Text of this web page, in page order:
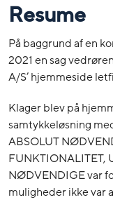
Resume
På baggrund af en
2021 en sag
A/S’ hjemmeside
Klager blev på
samtykkeløsning
ABSOLUT
FUNKTIONALITET,
NØDVENDIGE var
muligheder ikke var